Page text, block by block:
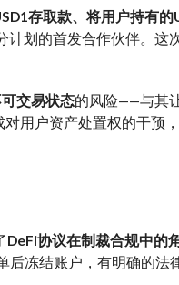
存取款、将用户持有的
划的首发合作伙伴。这
交易状态的风险——与其
用户资产处置权的干预
DeFi协议在制裁合规中的
冻结账户，有明确的法